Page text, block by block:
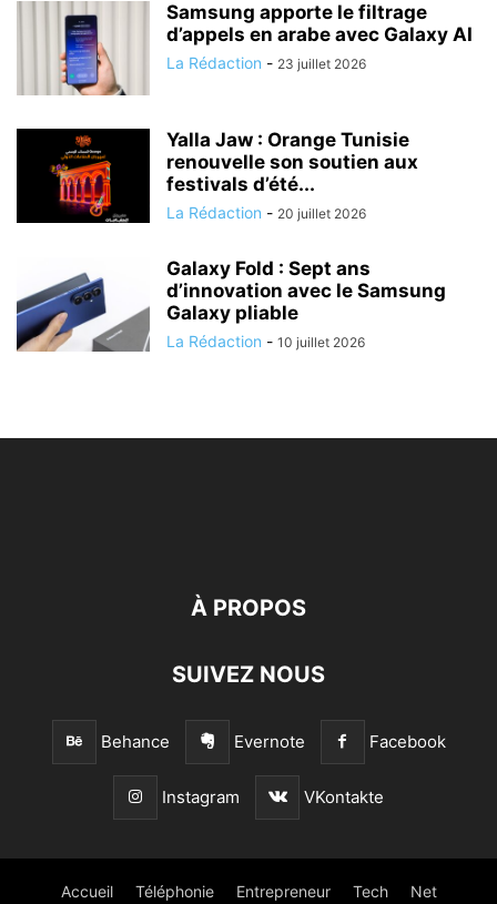
Samsung apporte le filtrage
d’appels en arabe avec Galaxy AI
La Rédaction - 23 juillet 2026
Yalla Jaw : Orange Tunisie
renouvelle son soutien aux
festivals d’été...
La Rédaction - 20 juillet 2026
Galaxy Fold : Sept ans
d’innovation avec le Samsung
Galaxy pliable
La Rédaction - 10 juillet 2026
À PROPOS
SUIVEZ NOUS
Behance Evernote Facebook
Instagram VKontakte
Accueil Téléphonie Entrepreneur Tech Net